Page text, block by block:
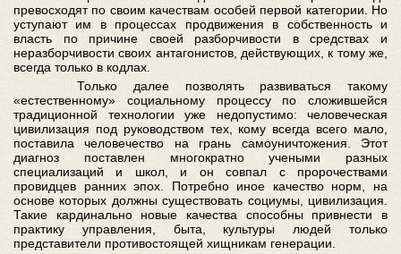
превосходят по своим качествам особей первой категории. Но
уступают им в процессах продвижения в собственность и
власть по причине своей разборчивости в средствах и
неразборчивости своих антагонистов, действующих, к тому же,
всегда только в кодлах.
Только далее позволять развиваться такому
«естественному» социальному процессу по сложившейся
традиционной технологии уже недопустимо: человеческая
цивилизация под руководством тех, кому всегда всего мало,
поставила человечество на грань самоуничтожения. Этот
диагноз поставлен многократно учеными разных
специализаций и школ, и он совпал с пророчествами
провидцев ранних эпох. Потребно иное качество норм, на
основе которых должны существовать социумы, цивилизация.
Такие кардинально новые качества способны привнести в
практику управления, быта, культуры людей только
представители противостоящей хищникам генерации.